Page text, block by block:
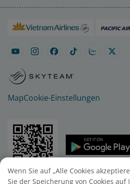
MapCookie-Einstellungen
© 2025 Vietnam Airlines JSC
Wenn Sie auf „Alle Cookies
Sie der Speicherung von Cookies auf